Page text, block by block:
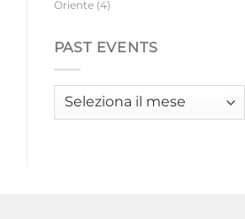
Oriente(4)
PAST EVENTS
Past